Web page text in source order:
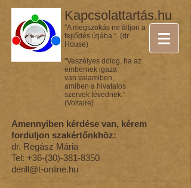
Kapcsolattartás.hu
"A megszokás ne álljon a
fejlődés útjába." (dr.
House)
"Veszélyes dolog, ha az
embernek igaza
van valamiben,
amiben a hivatalos
szervek tévednek."
(Voltaire)
Amennyiben kérdése van, kérem
forduljon szakértőnkhöz:
dr. Regász Mária
Tel: +36-(30)-381-8350
derill@t-online.hu